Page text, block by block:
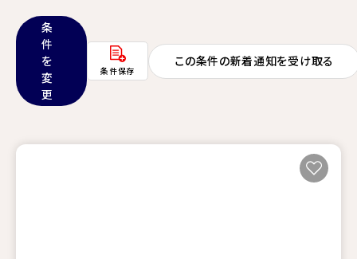
条
件
を
変
更
条件保存
この条件の新着通知を受け取る